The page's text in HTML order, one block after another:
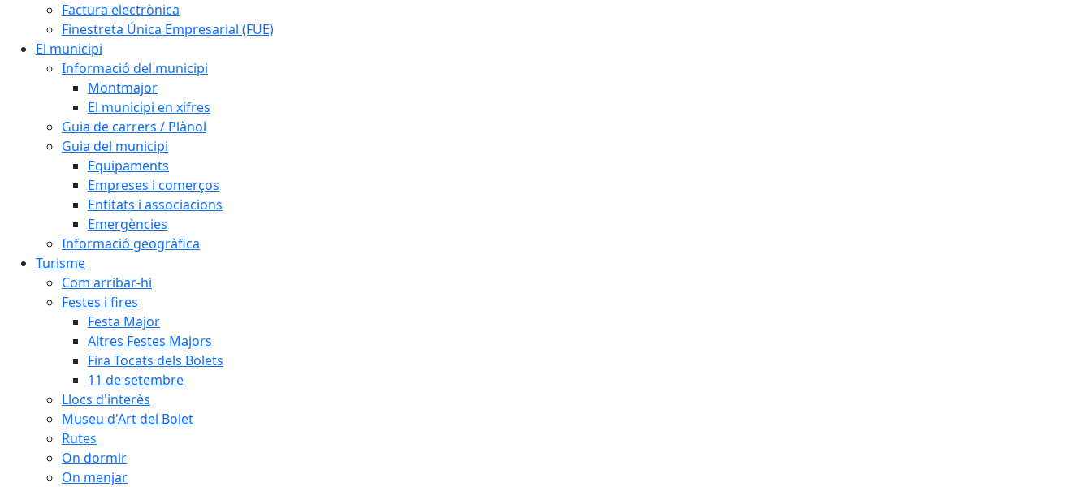
Factura electrònica
Finestreta Única Empresarial (FUE)
El municipi
Informació del municipi
Montmajor
El municipi en xifres
Guia de carrers / Plànol
Guia del municipi
Equipaments
Empreses i comerços
Entitats i associacions
Emergències
Informació geogràfica
Turisme
Com arribar-hi
Festes i fires
Festa Major
Altres Festes Majors
Fira Tocats dels Bolets
11 de setembre
Llocs d'interès
Museu d'Art del Bolet
Rutes
On dormir
On menjar